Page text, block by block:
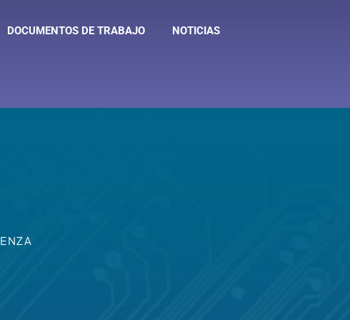
DOCUMENTOS DE TRABAJO NOTICIAS